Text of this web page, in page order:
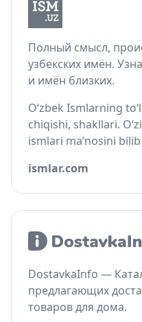
Полный смысл,
узбекских имён.
и имён близких.
O‘zbek Ismlarning
chiqishi, shakllari.
ismlari ma’nosini
ismlar.com
DostavkaInfo —
предлагающих
товаров для дома.